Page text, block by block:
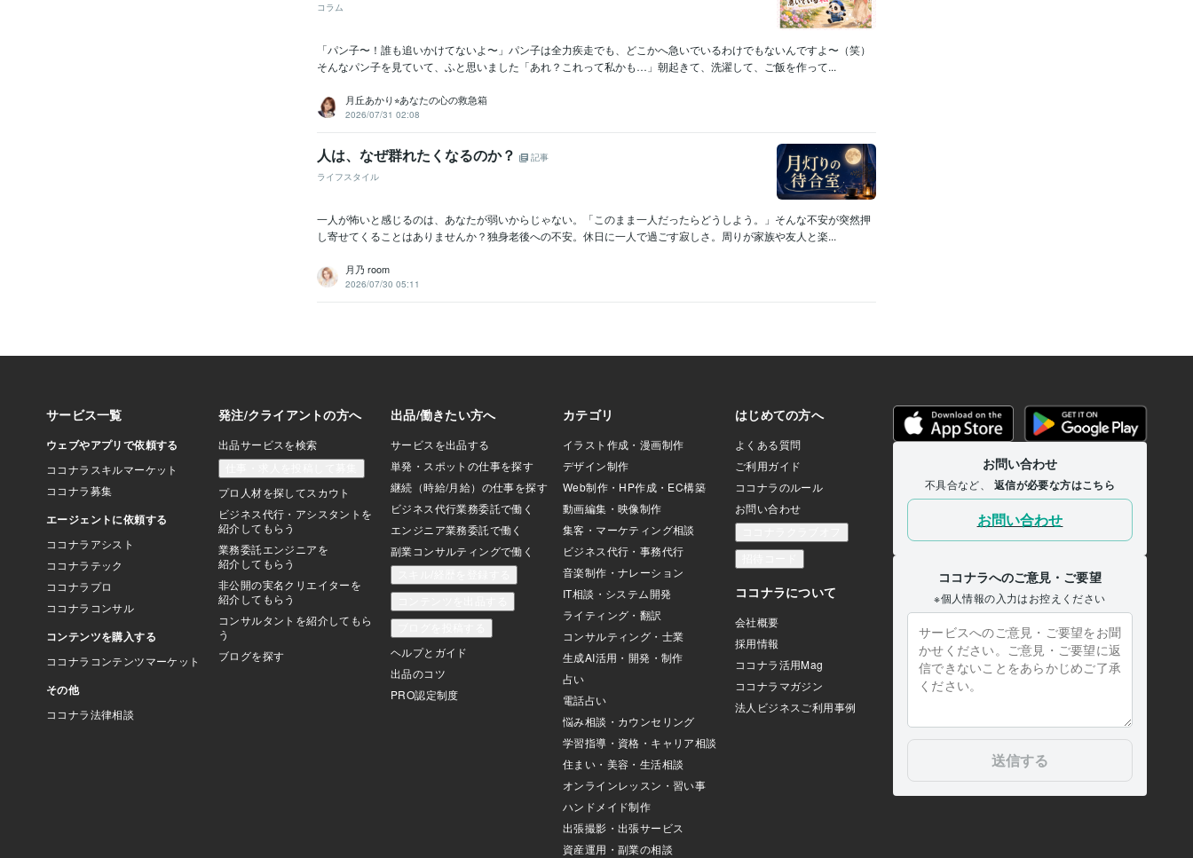
コラム
「パン子〜！誰も追いかけてないよ〜」パン子は全力疾走でも、どこかへ急いでいるわけでもないんですよ〜（笑）
そんなパン子を見ていて、ふと思いました「あれ？これって私かも…」朝起きて、洗濯して、ご飯を作って...
月丘あかり⭐︎あなたの心の救急箱
2026/07/31 02:08
人は、なぜ群れたくなるのか？
記事
ライフスタイル
一人が怖いと感じるのは、あなたが弱いからじゃない。「このまま一人だったらどうしよう。」そんな不安が突然押
し寄せてくることはありませんか？独身老後への不安。休日に一人で過ごす寂しさ。周りが家族や友人と楽...
月乃 room
2026/07/30 05:11